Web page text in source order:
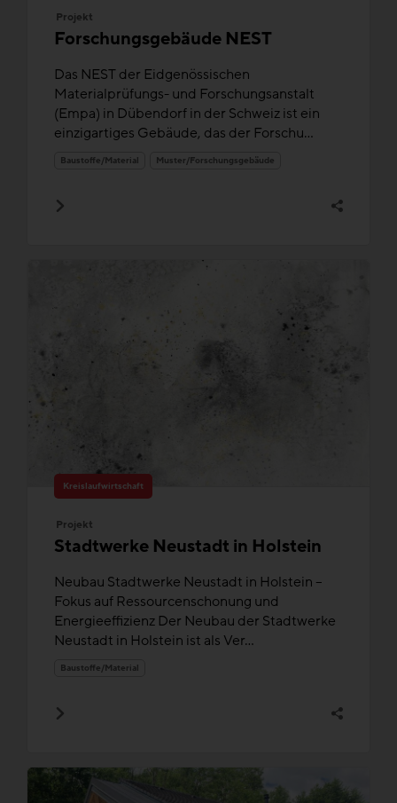
Projekt
Forschungsgebäude NEST
Das NEST der Eidgenössischen
Materialprüfungs- und Forschungsanstalt
(Empa) in Dübendorf in der Schweiz ist ein
einzigartiges Gebäude, das der Forschu...
Baustoffe/Material Muster/Forschungsgebäude
Kreislaufwirtschaft
Projekt
Stadtwerke Neustadt in Holstein
Neubau Stadtwerke Neustadt in Holstein –
Fokus auf Ressourcenschonung und
Energieeffizienz Der Neubau der Stadtwerke
Neustadt in Holstein ist als Ver...
Baustoffe/Material